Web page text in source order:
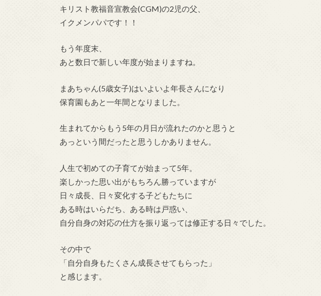
キリスト教福音宣教会(CGM)の2児の父、
イクメンパパです！！
もう年度末、
あと数日で新しい年度が始まりますね。
まあちゃん(5歳女子)はいよいよ年長さんになり
保育園もあと一年間となりました。
生まれてからもう5年の月日が流れたのかと思うと
あっという間だったと思うしかありません。
人生で初めての子育てが始まって5年。
楽しかった思い出がもちろん勝っていますが
日々成長、日々変化する子どもたちに
ある時はいらだち、ある時は戸惑い、
自分自身の対応の仕方を振り返っては修正する日々でした。
その中で
「自分自身もたくさん成長させてもらった」
と感じます。